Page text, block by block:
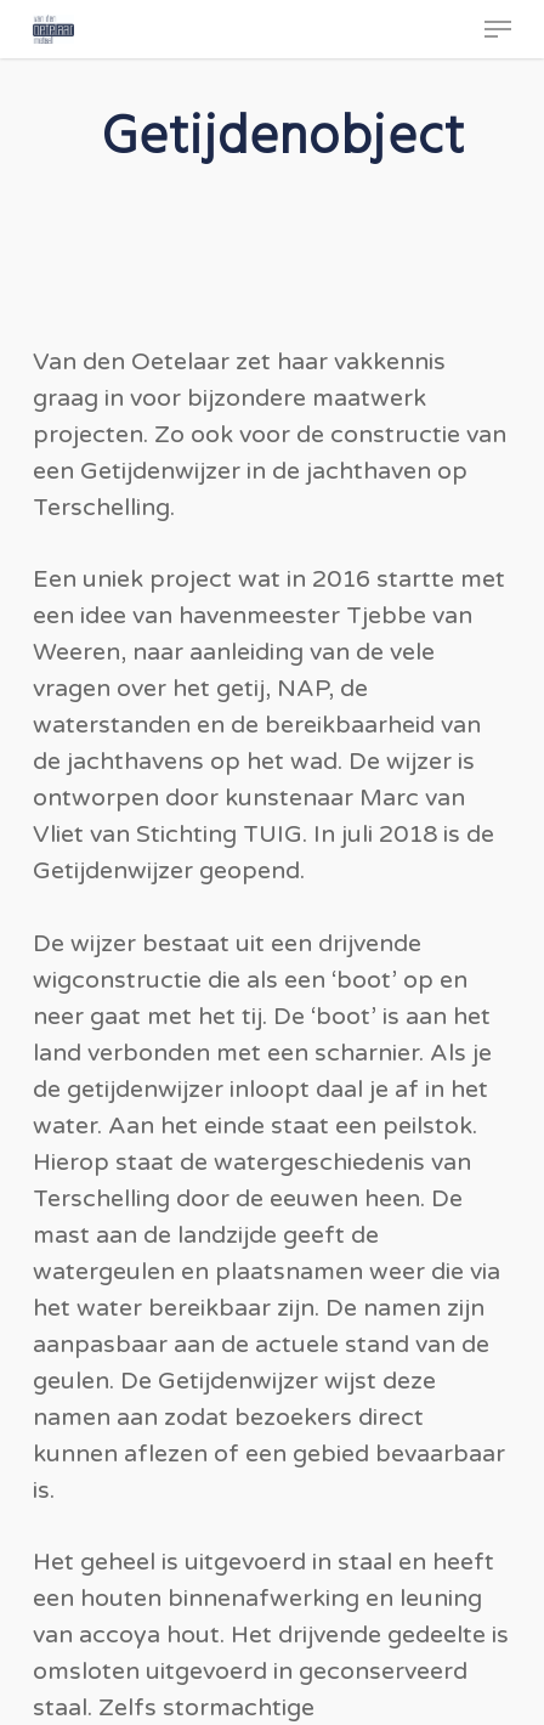
Skip
to
Menu
Getijdenobject
Van den Oetelaar zet haar vakkennis
graag in voor bijzondere maatwerk
projecten. Zo ook voor de constructie van
een Getijdenwijzer in de jachthaven op
Terschelling.
Een uniek project wat in 2016 startte met
een idee van havenmeester Tjebbe van
Weeren, naar aanleiding van de vele
vragen over het getij, NAP, de
waterstanden en de bereikbaarheid van
de jachthavens op het wad. De wijzer is
ontworpen door kunstenaar Marc van
Vliet van Stichting TUIG. In juli 2018 is de
Getijdenwijzer geopend.
De wijzer bestaat uit een drijvende
wigconstructie die als een ‘boot’ op en
neer gaat met het tij. De ‘boot’ is aan het
land verbonden met een scharnier. Als je
de getijdenwijzer inloopt daal je af in het
water. Aan het einde staat een peilstok.
Hierop staat de watergeschiedenis van
Terschelling door de eeuwen heen. De
mast aan de landzijde geeft de
watergeulen en plaatsnamen weer die via
het water bereikbaar zijn. De namen zijn
aanpasbaar aan de actuele stand van de
geulen. De Getijdenwijzer wijst deze
namen aan zodat bezoekers direct
kunnen aflezen of een gebied bevaarbaar
is.
Het geheel is uitgevoerd in staal en heeft
een houten binnenafwerking en leuning
van accoya hout. Het drijvende gedeelte is
omsloten uitgevoerd in geconserveerd
staal. Zelfs stormachtige